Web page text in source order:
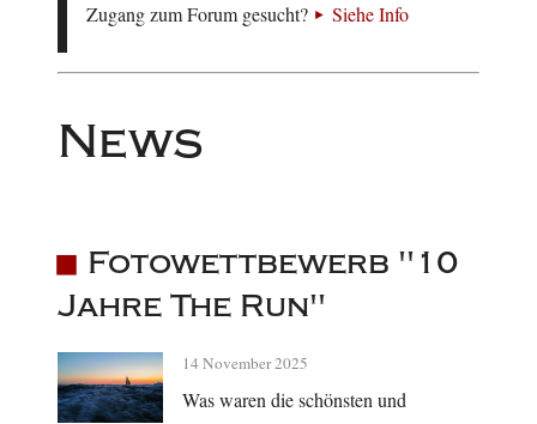
Zugang zum Forum gesucht?
Siehe Info
News
Fotowettbewerb "10
Jahre The Run"
14 November 2025
Was waren die schönsten und